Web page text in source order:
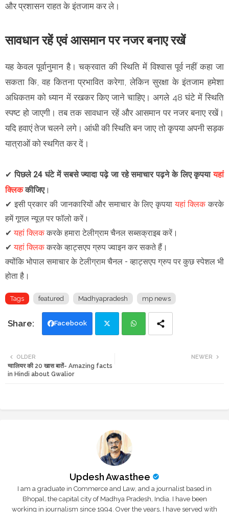
और प्रशासन राहत के इंतजाम कर ले।
सावधान रहें एवं आसमान पर नजर बनाए रखें
यह केवल पूर्वानुमान है। चक्रवात की स्थिति में विश्वास पूर्व नहीं कहा जा
सकता कि, वह कितना प्रभावित करेगा, लेकिन सुरक्षा के इंतजाम हमेशा
अधिकतम को ध्यान में रखकर किए जाने चाहिए। अगले 48 घंटे में स्थिति
स्पष्ट हो जाएगी। तब तक सावधान रहें और आसमान पर नजर बनाए रखें।
यदि हवाएं तेज चलने लगे। आंधी की स्थिति बन जाए तो कृपया अपनी सड़क
यात्राओं को स्थगित कर दें।
✔पिछले 24 घंटे में सबसे ज्यादा पढ़े जा रहे समाचार पढ़ने के लिए कृपयायहां
क्लिककीजिए।
✔ इसी प्रकार की जानकारियों और समाचार के लिए कृपयायहां क्लिककरके
हमें गूगल न्यूज़ पर फॉलो करें ।
✔यहां क्लिककरके हमारा टेलीग्राम चैनल सब्सक्राइब करें।
✔यहां क्लिककरके व्हाट्सएप ग्रुप ज्वाइन कर सकते हैं।
क्योंकि भोपाल समाचार के टेलीग्राम चैनल - व्हाट्सएप ग्रुप पर कुछ स्पेशल भी
होता है।
Tags featured Madhyapradesh mp news
Facebook
tte
NEWER
OLDER
ग्वालियर की 20 खास बातें- Amazing facts
in Hindi about Gwalior
Updesh Awasthee
I am a graduate in Commerce and Law, and a journalist based in
Bhopal, the capital city of Madhya Pradesh, India. I have been
working in journalism since 1994. Over the years, I have served with